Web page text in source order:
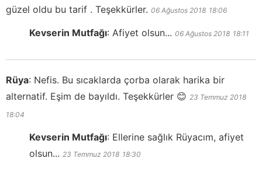
güzel oldu bu tarif . Teşekkürler. 06 Ağustos 2018 18:06
Kevserin Mutfağı: Afiyet olsun... 06 Ağustos 2018 18:11
Rüya: Nefis. Bu sıcaklarda çorba olarak harika bir
alternatif. Eşim de bayıldı. Teşekkürler 😊 23 Temmuz 2018
18:04
Kevserin Mutfağı: Ellerine sağlık Rüyacım, afiyet
olsun... 23 Temmuz 2018 18:30